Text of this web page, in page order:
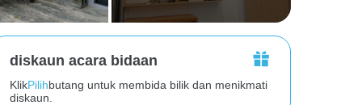
diskaun acara bidaan
KlikPilihbutang untuk membida bilik dan menikmati
diskaun.